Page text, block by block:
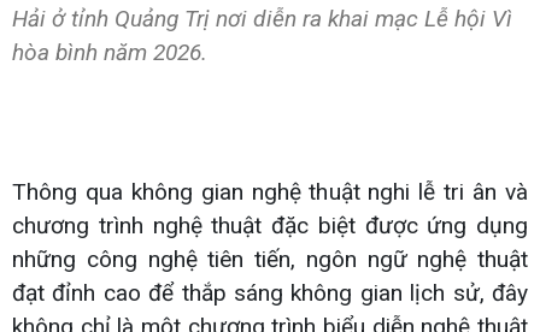
Hải ở tỉnh Quảng Trị nơi diễn ra khai mạc Lễ hội Vì
hòa bình năm 2026.
Thông qua không gian nghệ thuật nghi lễ tri ân và
chương trình nghệ thuật đặc biệt được ứng dụng
những công nghệ tiên tiến, ngôn ngữ nghệ thuật
đạt đỉnh cao để thắp sáng không gian lịch sử, đây
không chỉ là một chương trình biểu diễn nghệ thuật